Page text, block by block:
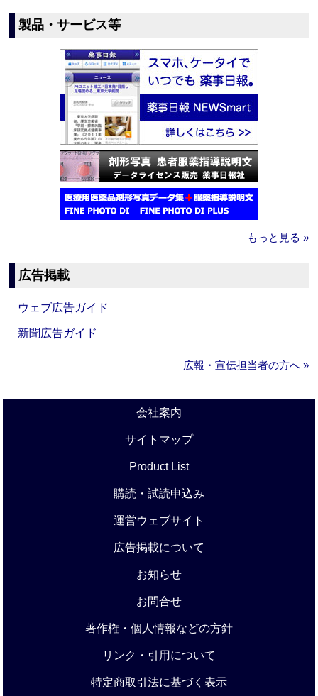
製品・サービス等
もっと見る »
広告掲載
ウェブ広告ガイド
新聞広告ガイド
広報・宣伝担当者の方へ »
会社案内
サイトマップ
Product List
購読・試読申込み
運営ウェブサイト
広告掲載について
お知らせ
お問合せ
著作権・個人情報などの方針
リンク・引用について
特定商取引法に基づく表示